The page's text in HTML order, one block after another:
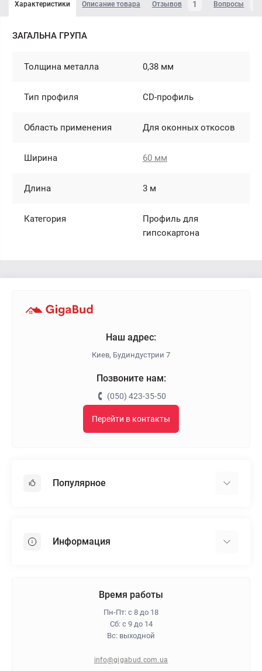
Характеристики Описание товара Отзывов 1 Вопросы
ЗАГАЛЬНА ГРУПА
Толщина металла 0,38 мм
Тип профиля CD-профиль
Область применения Для оконных откосов
Ширина 60 мм
Длина 3 м
Категория
Профиль для
гипсокартона
Наш адрес:
Киев, Будиндустрии 7
Позвоните нам:
(050) 423-35-50
Перейти в контакты
Популярное
Пенопласт
Информация
Политика конфиденциальности
Время работы
Пн-Пт: с 8 до 18
Сб: с 9 до 14
Вс: выходной
info@gigabud.com.ua